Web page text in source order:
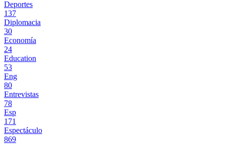
Deportes
137
Diplomacia
30
Economía
24
Education
53
Eng
80
Entrevistas
78
Esp
171
Espectáculo
869